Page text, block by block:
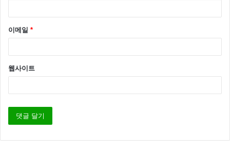
이메일 *
웹사이트